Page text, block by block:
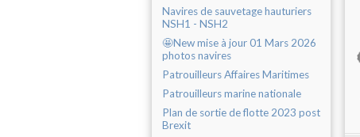
Navires de sauvetage hauturiers
NSH1 - NSH2
🤩New mise à jour 01 Mars 2026
photos navires
Patrouilleurs Affaires Maritimes
Patrouilleurs marine nationale
Plan de sortie de flotte 2023 post
Brexit